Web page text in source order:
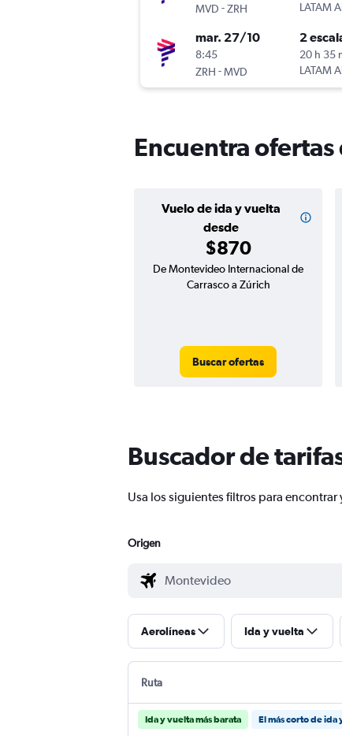
MVD -ZRH
LATAM
mar. 27/10
8:45
ZRH -MVD
2
20 h 35
LATAM
Encuentra
Vuelo de ida y vuelta
desde
$870
De Montevideo Internacional de
Carrasco a Zúrich
Buscar ofertas
Buscador de
Usa los siguientes filtros para
Origen
Aerolíneas Ida y vuelta
Ruta
Ida y vuelta más barata El más corto de ida